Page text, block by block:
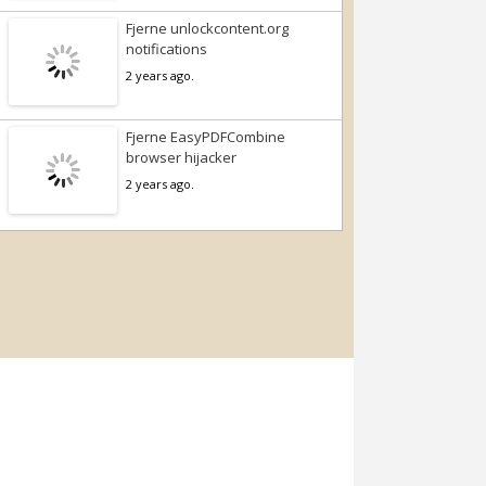
Fjerne unlockcontent.org
notifications
2 years ago.
Fjerne EasyPDFCombine
browser hijacker
2 years ago.